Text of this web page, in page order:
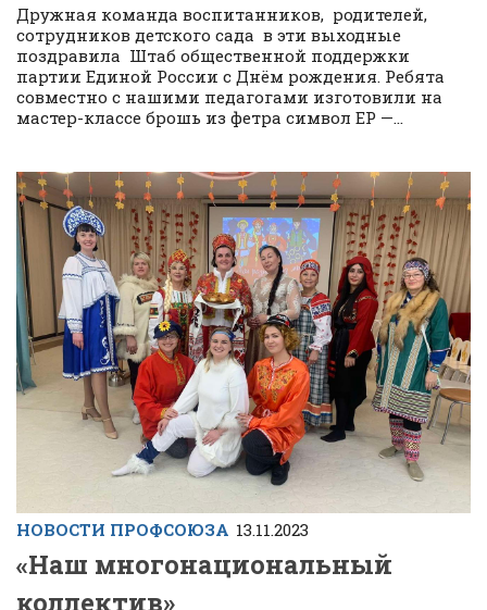
Дружная команда воспитанников, родителей,
сотрудников детского сада в эти выходные
поздравила Штаб общественной поддержки
партии Единой России с Днём рождения. Ребята
совместно с нашими педагогами изготовили на
мастер-классе брошь из фетра символ ЕР —...
НОВОСТИ ПРОФСОЮЗА 13.11.2023
«Наш многонациональный
коллектив»